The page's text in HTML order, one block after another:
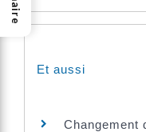
Et aussi
Changement